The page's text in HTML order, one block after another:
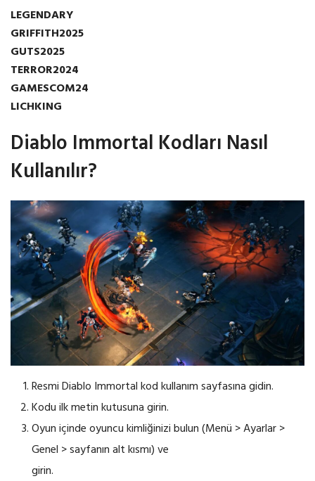
LEGENDARY
GRIFFITH2025
GUTS2025
TERROR2024
GAMESCOM24
LICHKING
Diablo Immortal Kodları Nasıl
Kullanılır?
Resmi Diablo Immortal kod kullanım sayfasına gidin.
Kodu ilk metin kutusuna girin.
Oyun içinde oyuncu kimliğinizi bulun (Menü > Ayarlar >
Genel > sayfanın alt kısmı) ve
girin.